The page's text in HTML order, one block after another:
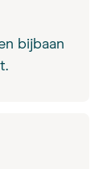
bijbaan